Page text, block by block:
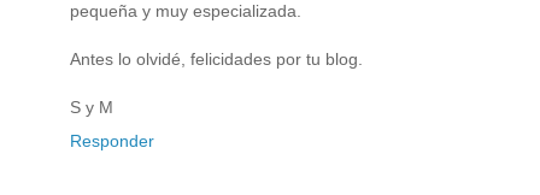
pequeña y muy especializada.
Antes lo olvidé, felicidades por tu blog.
S y M
Responder